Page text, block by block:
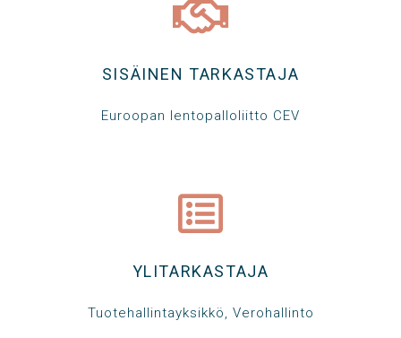
SISÄINEN TARKASTAJA
Euroopan lentopalloliitto CEV
YLITARKASTAJA
Tuotehallintayksikkö, Verohallinto